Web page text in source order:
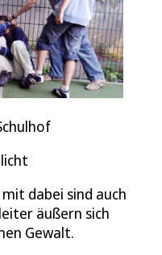
dabei sind auch
äußern sich
Gewalt.